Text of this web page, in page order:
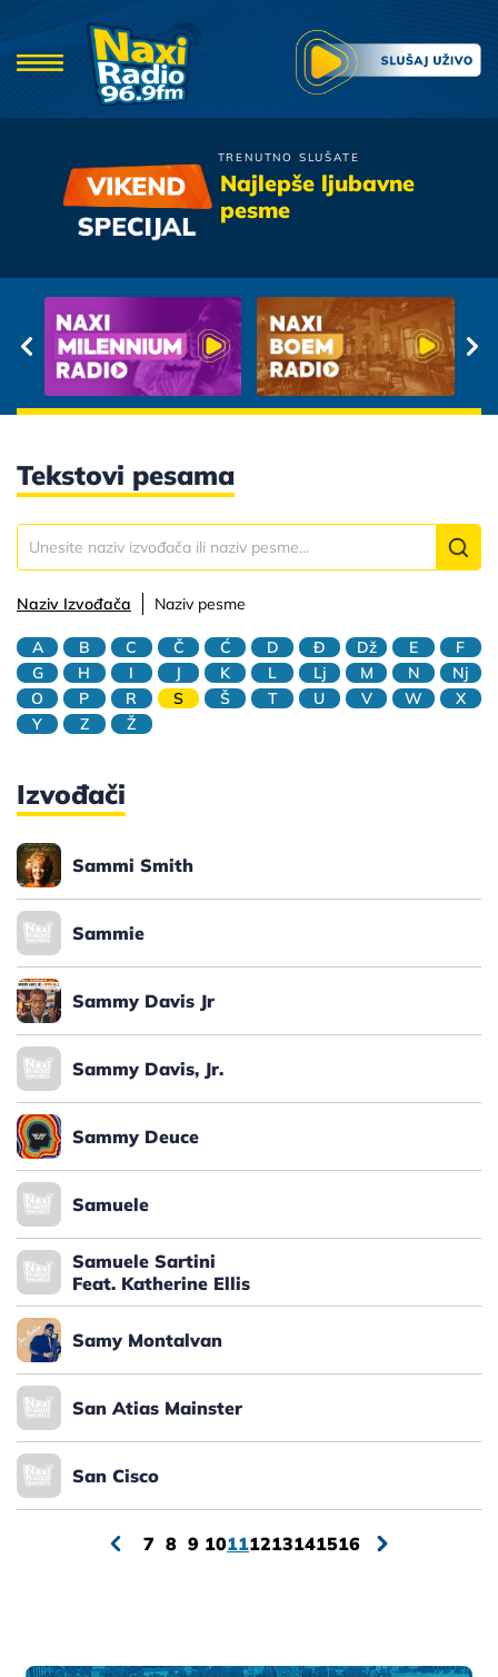
TRENUTNO SLUŠATE
Najlepše ljubavne
pesme
Parni Valjak
Pusti Nek Traje
Tekstovi pesama
Naziv Izvođača Naziv pesme
A B C Č Ć D Đ Dž E
F
G
H I J K L Lj M N
Nj
O
P R S Š T U V W
X
Y
Z Ž
Izvođači
Sammi Smith
Sammie
Sammy Davis Jr
Sammy Davis, Jr.
Sammy Deuce
Samuele
Samuele Sartini
Feat. Katherine Ellis
Samy Montalvan
San Atias Mainster
San Cisco
7 8 9 10111213141516